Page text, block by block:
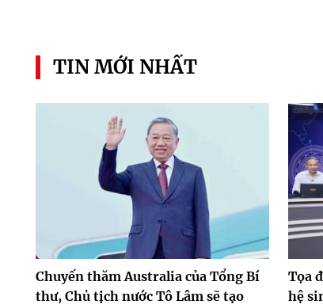
TIN MỚI NHẤT
Chuyến thăm Australia của Tổng Bí
thư, Chủ tịch nước Tô Lâm sẽ tạo
Tọa
hệ